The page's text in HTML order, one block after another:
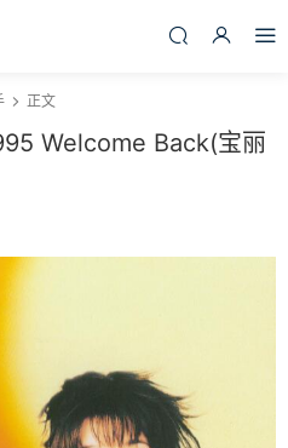
正文
Welcome Back(宝丽